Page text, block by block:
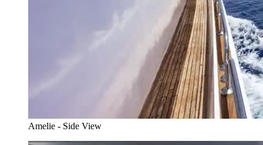
Amelie - Side View